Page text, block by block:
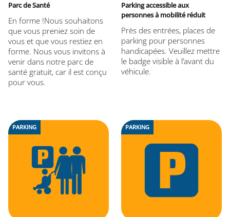
Parc de Santé
En forme !Nous souhaitons
que vous preniez soin de
vous et que vous restiez en
forme. Nous vous invitons à
venir dans notre parc de
santé gratuit, car il est conçu
pour vous.
Parking accessible aux
personnes à mobilité réduit
Près des entrées, places de
parking pour personnes
handicapées. Veuillez mettre
le badge visible à l’avant du
véhicule.
PARKING PARKING